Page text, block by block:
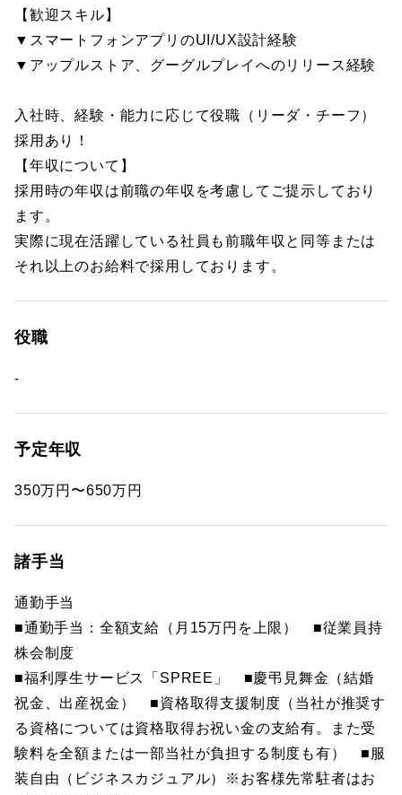
【歓迎スキル】
▼スマートフォンアプリのUI/UX設計経験
▼アップルストア、グーグルプレイへのリリース経験
入社時、経験・能力に応じて役職（リーダ・チーフ）
採用あり！
【年収について】
採用時の年収は前職の年収を考慮してご提示しており
ます。
実際に現在活躍している社員も前職年収と同等または
それ以上のお給料で採用しております。
役職
-
予定年収
350万円〜650万円
諸手当
通勤手当
■通勤手当：全額支給（月15万円を上限） ■従業員持
株会制度
■福利厚生サービス「SPREE」 ■慶弔見舞金（結婚
祝金、出産祝金） ■資格取得支援制度（当社が推奨す
る資格については資格取得お祝い金の支給有。また受
験料を全額または一部当社が負担する制度も有） ■服
装自由（ビジネスカジュアル）※お客様先常駐者はお